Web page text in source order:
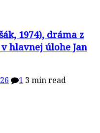
1974), dráma z
hlavnej úlohe Jan
1 3 min read